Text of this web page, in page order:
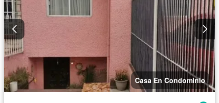
Casa En Condominio